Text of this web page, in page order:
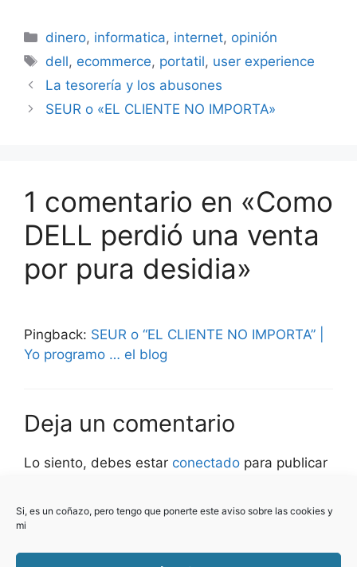
Si, es un coñazo, pero tengo que ponerte este aviso sobre las cookies y
mi
Categorías
dinero, informatica, internet, opinión
Etiquetas
dell, ecommerce, portatil, user experience
La tesorería y los abusones
SEUR o «EL CLIENTE NO IMPORTA»
1 comentario en «Como
DELL perdió una venta
por pura desidia»
Pingback: SEUR o “EL CLIENTE NO IMPORTA” |
Yo programo … el blog
Deja un comentario
Lo siento, debes estar conectado para publicar
Este sitio usa Akismet para reducir el spam.